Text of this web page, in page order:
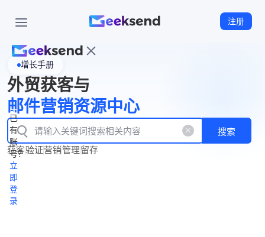
注册
页
WhatsApp
企业号
New
产
品
功
能
产
品
价
格
资
源
中
心
立
即
注
册
已
有
账
号？
立
即
登
录
增长手册
外贸获客与
邮件营销资源中心
搜索
获客验证营销管理留存